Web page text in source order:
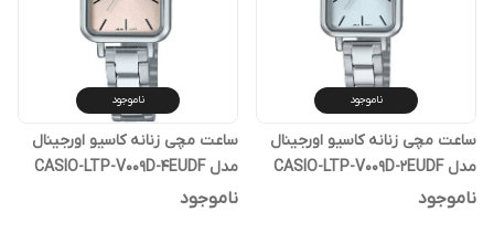
ناموجود
ساعت مچی زنانه کاسیو اورجینال
مدل CASIO-LTP-V009D-2EUDF
ناموجود
ناموجود
ساعت مچی زنانه کاسیو اورجینال
مدل CASIO-LTP-V009D-4EUDF
ناموجود